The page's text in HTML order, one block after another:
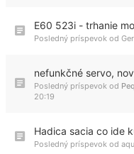
E60 523i - trhanie
Posledný príspevok od
nefunkčné servo,
Posledný príspevok od
20:19
Hadica sacia co ide
Posledný príspevok od